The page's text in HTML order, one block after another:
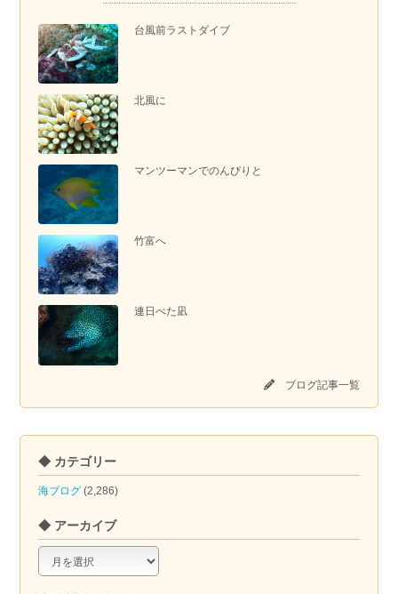
台風前ラストダイブ
北風に
マンツーマンでのんびりと
竹富へ
連日べた凪
ブログ記事一覧
◆ カテゴリー
海ブログ (2,286)
◆ アーカイブ
ア